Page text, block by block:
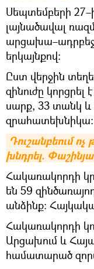
Սեպտեմբերի
լայնածավալ
երկայնքով:
Ըստ վերջին
զինուժը կորցրել
սարք, 33 տանկ
զրահատեխնիկա։
Դուշանբեում ոչ
խնդրել.
Հակառակորդի
են 59
անձինք։
Հակառակորդի
Արցախում և
համատարած